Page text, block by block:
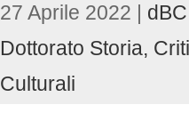
27 Aprile 2022 |
Dottorato Storia,
Culturali